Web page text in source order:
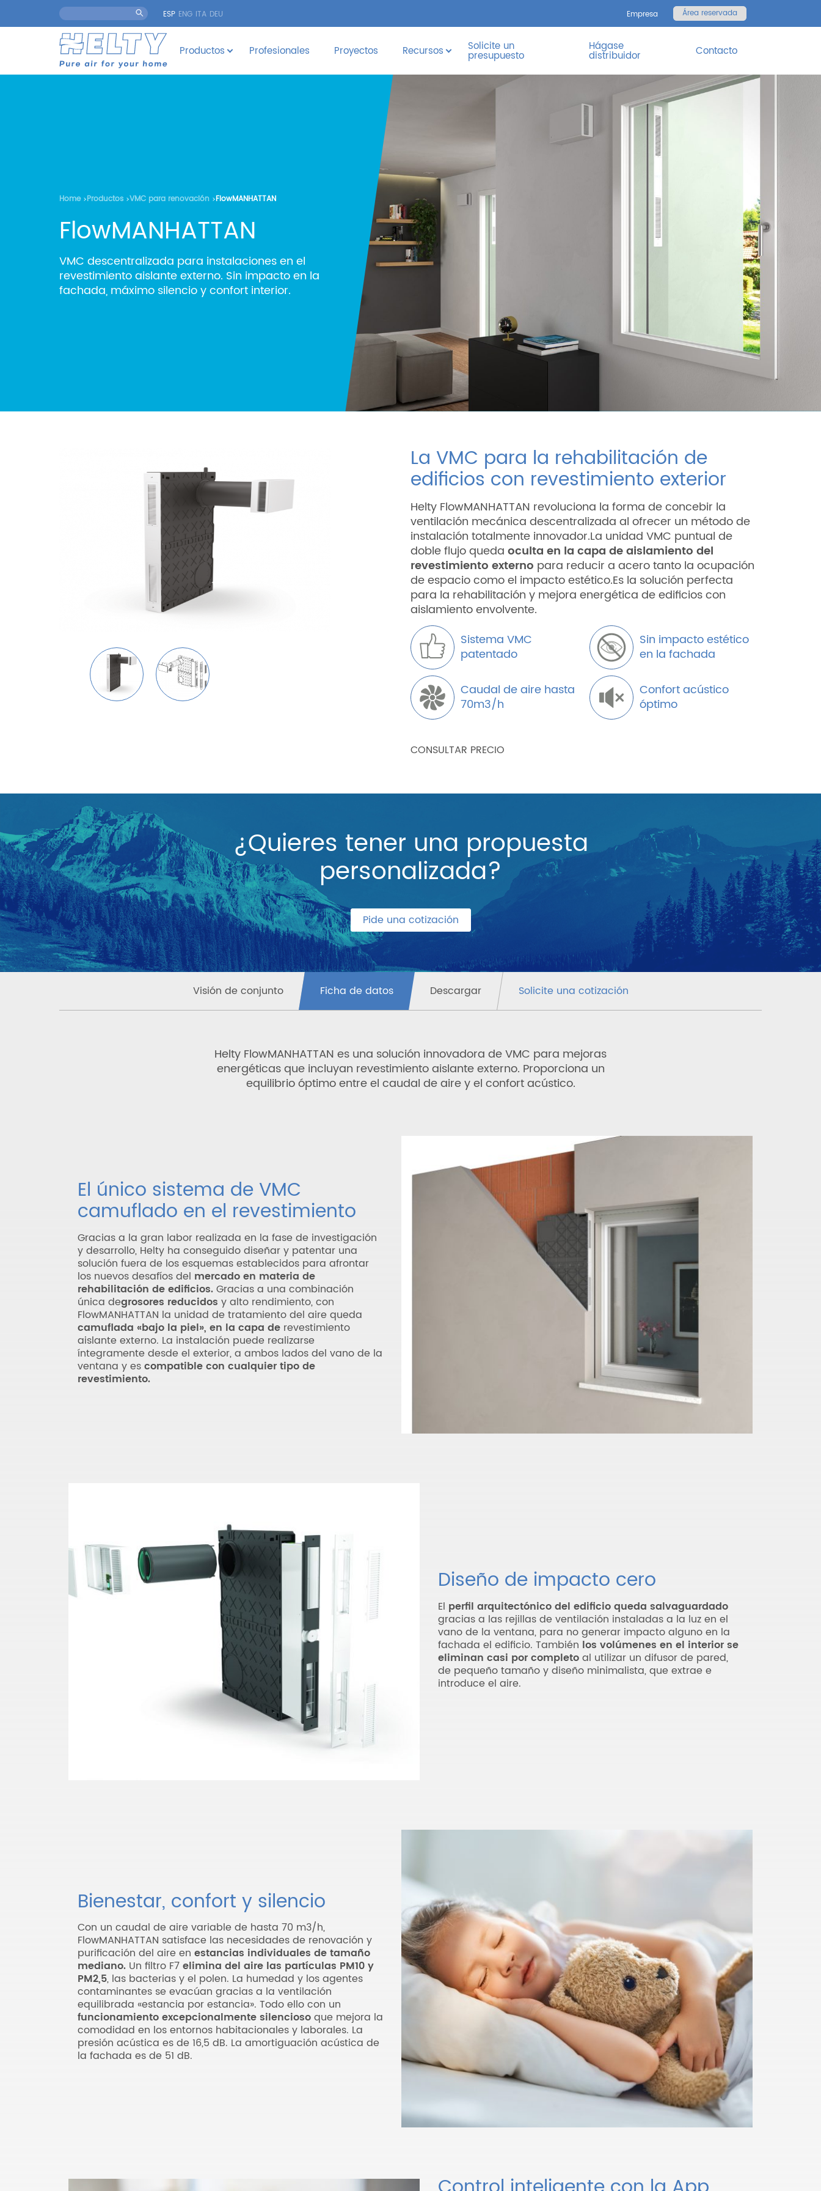
ESP ENG ITA DEU Empresa Área reservada
Productos Profesionales Proyectos Recursos Solicite un
presupuesto
Hágase
distribuidor Contacto
Home Productos VMC para renovación FlowMANHATTAN
FlowMANHATTAN
VMC descentralizada para instalaciones en el
revestimiento aislante externo. Sin impacto en la
fachada, máximo silencio y confort interior.
La VMC para la rehabilitación de
edificios con revestimiento exterior
Helty FlowMANHATTAN revoluciona la forma de concebir la
ventilación mecánica descentralizada al ofrecer un método de
instalación totalmente innovador.La unidad VMC puntual de
doble flujo queda oculta en la capa de aislamiento del
revestimiento externo para reducir a acero tanto la ocupación
de espacio como el impacto estético.Es la solución perfecta
para la rehabilitación y mejora energética de edificios con
aislamiento envolvente.
Sistema VMC
patentado
Sin impacto estético
en la fachada
Caudal de aire hasta
70m3/h
Confort acústico
óptimo
CONSULTAR PRECIO
¿Quieres tener una propuesta
personalizada?
Pide una cotización
Visión de conjunto Ficha de datos Descargar Solicite una cotización
Helty FlowMANHATTAN es una solución innovadora de VMC para mejoras
energéticas que incluyan revestimiento aislante externo. Proporciona un
equilibrio óptimo entre el caudal de aire y el confort acústico.
El único sistema de VMC
camuflado en el revestimiento
Gracias a la gran labor realizada en la fase de investigación
y desarrollo, Helty ha conseguido diseñar y patentar una
solución fuera de los esquemas establecidos para afrontar
los nuevos desafíos del mercado en materia de
rehabilitación de edificios.Gracias a una combinación
única degrosores reducidos y alto rendimiento, con
FlowMANHATTAN la unidad de tratamiento del aire queda
camuflada «bajo la piel», en la capa de revestimiento
aislante externo. La instalación puede realizarse
íntegramente desde el exterior, a ambos lados del vano de la
ventana y escompatible con cualquier tipo de
revestimiento.
Diseño de impacto cero
El perfil arquitectónico del edificio queda salvaguardado
gracias a las rejillas de ventilación instaladas a la luz en el
vano de la ventana, para no generar impacto alguno en la
fachada el edificio. También los volúmenes en el interior se
eliminan casi por completoal utilizar un difusor de pared,
de pequeño tamaño y diseño minimalista, que extrae e
introduce el aire.
Bienestar, confort y silencio
Con un caudal de aire variable de hasta 70 m3/h,
FlowMANHATTAN satisface las necesidades de renovación y
purificación del aire en estancias individuales de tamaño
mediano. Un filtro F7elimina del aire las partículas PM10 y
PM2,5, las bacterias y el polen. La humedad y los agentes
contaminantes se evacúan gracias a la ventilación
equilibrada «estancia por estancia». Todo ello con un
funcionamiento excepcionalmente silenciosoque mejora la
comodidad en los entornos habitacionales y laborales. La
presión acústica es de 16,5 dB. La amortiguación acústica de
la fachada es de 51 dB.